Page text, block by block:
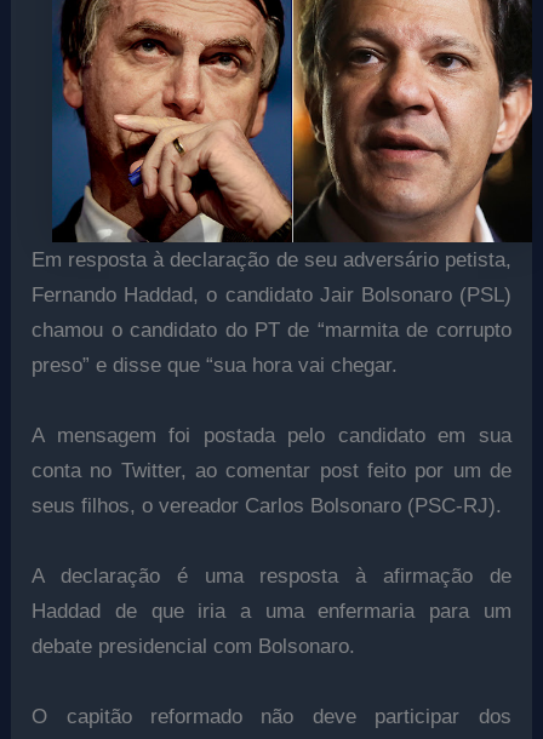
Em resposta à declaração de seu adversário petista,
Fernando Haddad, o candidato Jair Bolsonaro (PSL)
chamou o candidato do PT de “marmita de corrupto
preso” e disse que “sua hora vai chegar.
A mensagem foi postada pelo candidato em sua
conta no Twitter, ao comentar post feito por um de
seus filhos, o vereador Carlos Bolsonaro (PSC-RJ).
A declaração é uma resposta à afirmação de
Haddad de que iria a uma enfermaria para um
debate presidencial com Bolsonaro.
O capitão reformado não deve participar dos